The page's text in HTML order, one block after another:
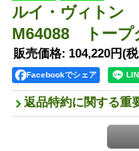
ルイ・ヴィト
M64088 トープ
販売価格: 104,220円(
Facebookでシェア
返品特約に関する重